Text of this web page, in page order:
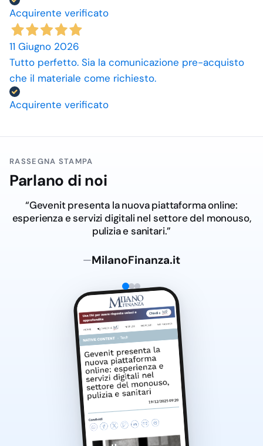
Acquirente verificato
11 Giugno 2026
Tutto perfetto. Sia la comunicazione pre-acquisto
che il materiale come richiesto.
Acquirente verificato
RASSEGNA STAMPA
Parlano di noi
“Gevenit presenta la nuova piattaforma online:
esperienza e servizi digitali nel settore del monouso,
pulizia e sanitari.”
—MilanoFinanza.it